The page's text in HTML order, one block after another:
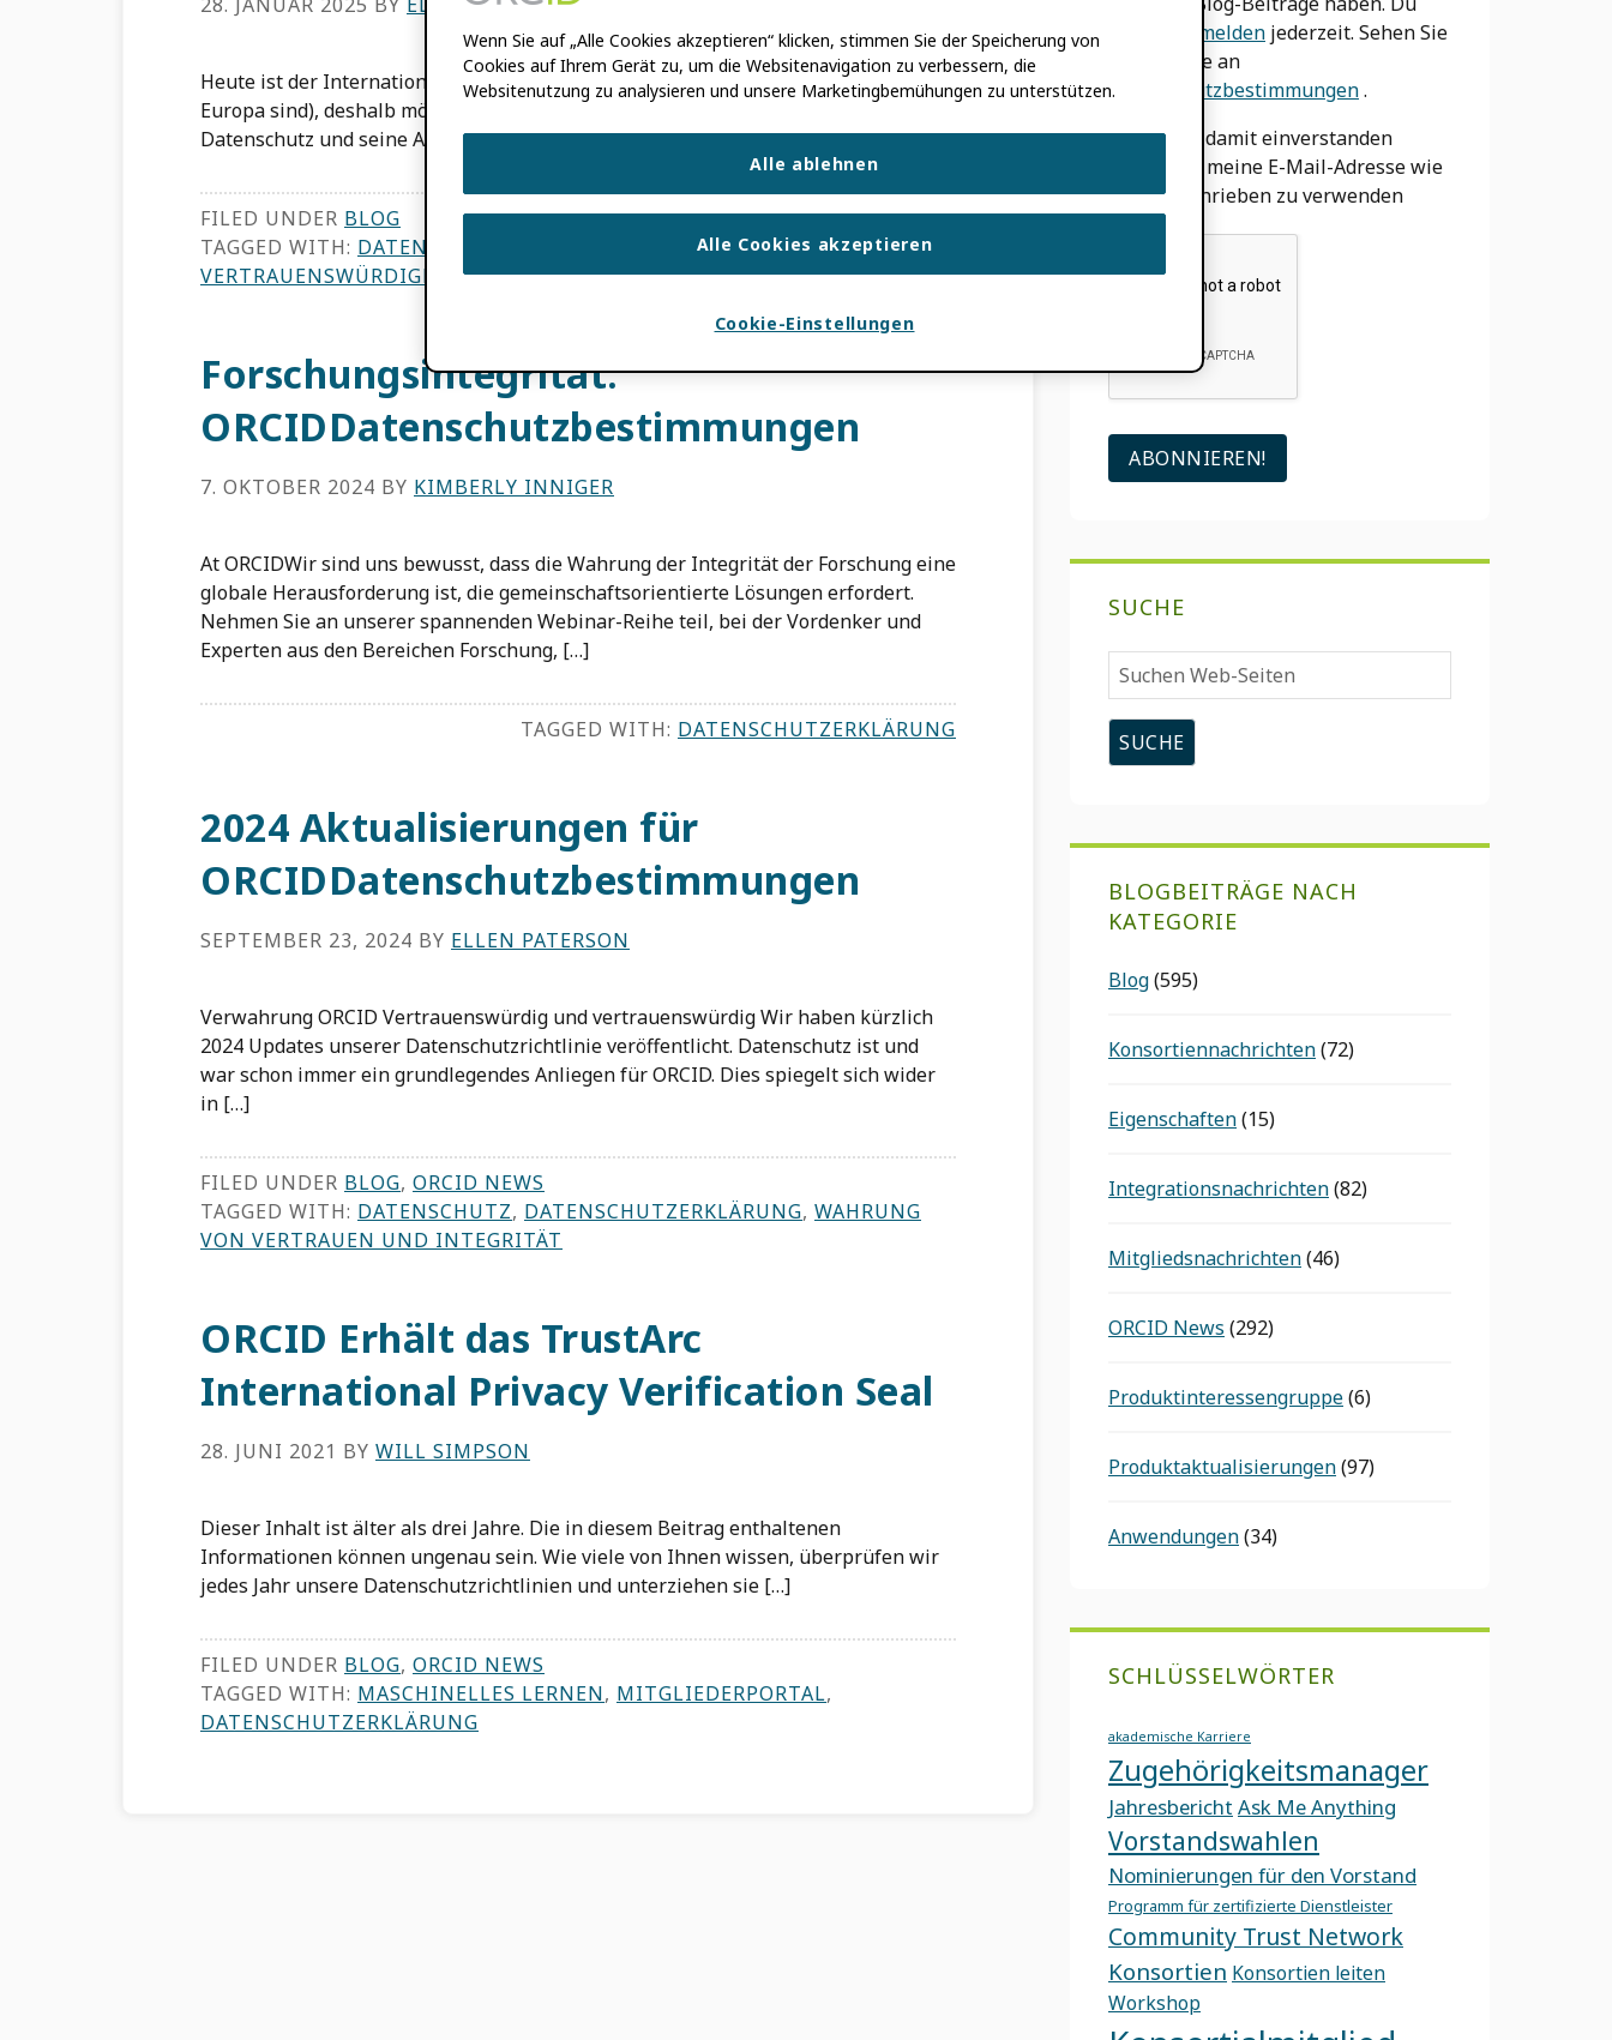
Heute ist der Internationale Datenschutztag (oder Datenschutztag, wenn Sie in
Europa sind), deshalb möchten wir mitmachen, um das Bewusstsein für den
Datenschutz und seine Auswirkungen auf uns alle zu schärfen und um […]
FILED UNDER BLOG
TAGGED WITH: DATENSCHUTZ DATENSCHUTZERKLÄRUNG, VERTRAUENS
VERTRAUENSWÜRDIGE ORGANISATION
Forschungsintegrität:
ORCIDDatenschutzbestimmungen
7. OKTOBER 2024 BY KIMBERLY INNIGER
At ORCIDWir sind uns bewusst, dass die Wahrung der Integrität der Forschung eine
globale Herausforderung ist, die gemeinschaftsorientierte Lösungen erfordert.
Nehmen Sie an unserer spannenden Webinar-Reihe teil, bei der Vordenker und
Experten aus den Bereichen Forschung, […]
TAGGED WITH: DATENSCHUTZERKLÄRUNG
2024 Aktualisierungen für
ORCIDDatenschutzbestimmungen
SEPTEMBER 23, 2024 BY ELLEN PATERSON
Verwahrung ORCID Vertrauenswürdig und vertrauenswürdig Wir haben kürzlich
2024 Updates unserer Datenschutzrichtlinie veröffentlicht. Datenschutz ist und
war schon immer ein grundlegendes Anliegen für ORCID. Dies spiegelt sich wider
in […]
FILED UNDER BLOG, ORCID NEWS
TAGGED WITH: DATENSCHUTZ, DATENSCHUTZERKLÄRUNG, WAHRUNG
VON VERTRAUEN UND INTEGRITÄT
ORCID Erhält das TrustArc
International Privacy Verification Seal
28. JUNI 2021 BY WILL SIMPSON
Dieser Inhalt ist älter als drei Jahre. Die in diesem Beitrag enthaltenen
Informationen können ungenau sein. Wie viele von Ihnen wissen, überprüfen wir
jedes Jahr unsere Datenschutzrichtlinien und unterziehen sie […]
FILED UNDER BLOG, ORCID NEWS
TAGGED WITH: MASCHINELLES LERNEN, MITGLIEDERPORTAL,
DATENSCHUTZERKLÄRUNG
abmelden jederzeit. Sehen Sie
sich unsere an
Datenschutzbestimmungen.
Ich bin damit einverstanden
ORCID um meine E-Mail-Adresse wie
oben beschrieben zu verwenden
SUCHE
Suchen
Web-
Seiten
BLOGBEITRÄGE NACH
KATEGORIE
Blog(595)
Konsortiennachrichten(72)
Eigenschaften(15)
Integrationsnachrichten(82)
Mitgliedsnachrichten(46)
ORCID News (292)
Produktinteressengruppe(6)
Produktaktualisierungen(97)
Anwendungen(34)
SCHLÜSSELWÖRTER
akademische Karriere
Zugehörigkeitsmanager
Jahresbericht Ask Me Anything
Vorstandswahlen
Nominierungen für den Vorstand
Programm für zertifizierte Dienstleister
Community Trust Network
Konsortien Konsortien leiten
Workshop
Wenn Sie auf „Alle Cookies akzeptieren“ klicken, stimmen Sie der Speicherung von
Cookies auf Ihrem Gerät zu, um die Websitenavigation zu verbessern, die
Websitenutzung zu analysieren und unsere Marketingbemühungen zu unterstützen.
Alle ablehnen
Alle Cookies akzeptieren
Cookie-Einstellungen